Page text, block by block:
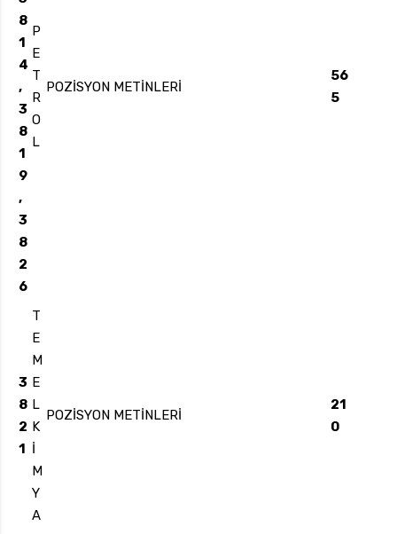
8
1
4
,
3
8
1
9
,
3
8
2
6
P
E
T
R
O
L
POZİSYON METİNLERİ
56
5
3
8
2
1
T
E
M
E
L
K
İ
M
Y
A
POZİSYON METİNLERİ
21
0